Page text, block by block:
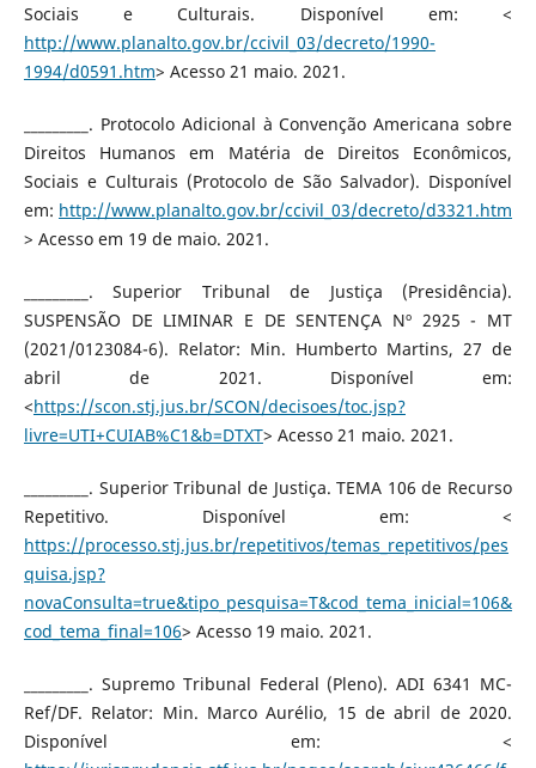
Sociais e Culturais. Disponível em: <
http://www.planalto.gov.br/ccivil_03/decreto/1990-
1994/d0591.htm> Acesso 21 maio. 2021.
_________. Protocolo Adicional à Convenção Americana sobre
Direitos Humanos em Matéria de Direitos Econômicos,
Sociais e Culturais (Protocolo de São Salvador). Disponível
em: http://www.planalto.gov.br/ccivil_03/decreto/d3321.htm
> Acesso em 19 de maio. 2021.
_________. Superior Tribunal de Justiça (Presidência).
SUSPENSÃO DE LIMINAR E DE SENTENÇA Nº 2925 - MT
(2021/0123084-6). Relator: Min. Humberto Martins, 27 de
abril de 2021. Disponível em:
<https://scon.stj.jus.br/SCON/decisoes/toc.jsp?
livre=UTI+CUIAB%C1&b=DTXT> Acesso 21 maio. 2021.
_________. Superior Tribunal de Justiça. TEMA 106 de Recurso
Repetitivo. Disponível em: <
https://processo.stj.jus.br/repetitivos/temas_repetitivos/pes
quisa.jsp?
novaConsulta=true&tipo_pesquisa=T&cod_tema_inicial=106&
cod_tema_final=106> Acesso 19 maio. 2021.
_________. Supremo Tribunal Federal (Pleno). ADI 6341 MC-
Ref/DF. Relator: Min. Marco Aurélio, 15 de abril de 2020.
Disponível em: <